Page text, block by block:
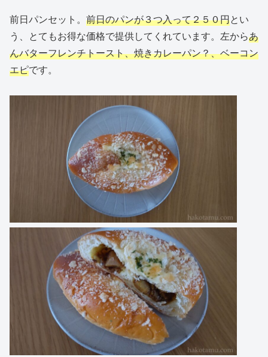
前日パンセット。 前日のパンが３つ入って２５０円とい
う、とてもお得な価格で提供してくれています。左からあ
んバターフレンチトースト、焼きカレーパン？、ベーコン
エピです。